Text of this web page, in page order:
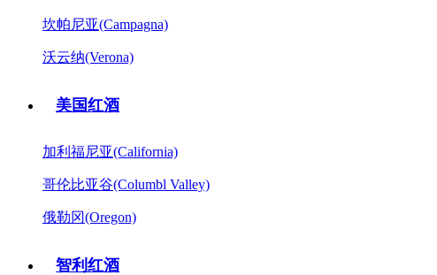
坎帕尼亚(Campagna)
沃云纳(Verona)
美国红酒
加利福尼亚(California)
哥伦比亚谷(Columbl Valley)
俄勒冈(Oregon)
智利红酒